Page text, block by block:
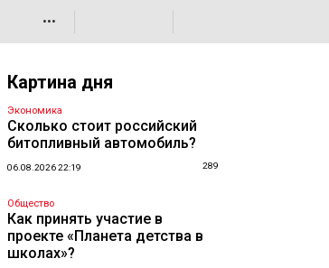
•••
Картина дня
Экономика
Сколько стоит российский
битопливный автомобиль?
06.08.2026 22:19 289
Общество
Как принять участие в
проекте «Планета детства в
школах»?